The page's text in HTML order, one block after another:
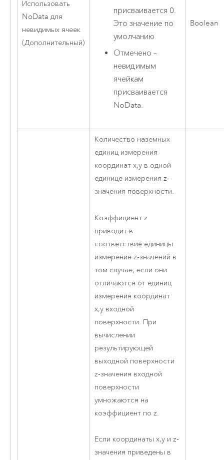
Использовать
NoData для
невидимых ячеек
(Дополнительный)
присваивается 0.
Это значение по
умолчанию
Отмечено –
невидимым
ячейкам
присваивается
NoData.
Boolean
Количество наземных
единиц измерения
координат x,y в одной
единице измерения z-
значения поверхности.
Коэффициент z
приводит в
соответствие единицы
измерения z-значений в
том случае, если они
отличаются от единиц
измерения координат
x,y входной
поверхности. При
вычислении
результирующей
выходной поверхности
z-значения входной
поверхности
умножаются на
коэффициент по z.
Если координаты x,y и z-
значения приведены в